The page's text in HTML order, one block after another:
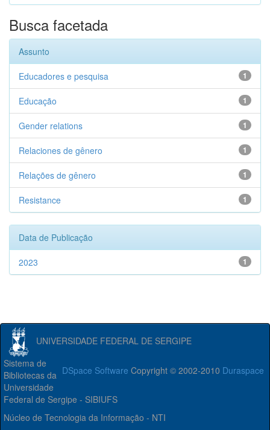
Busca facetada
Assunto
1
Educadores e pesquisa
1
Educação
1
Gender relations
1
Relaciones de gênero
1
Relações de gênero
1
Resistance
Data de Publicação
1
2023
UNIVERSIDADE FEDERAL DE SERGIPE
DSpace Software Copyright © 2002-2010 Duraspace
Sistema de
Bibliotecas da
Universidade
Federal de Sergipe - SIBIUFS
Núcleo de Tecnologia da Informação - NTI